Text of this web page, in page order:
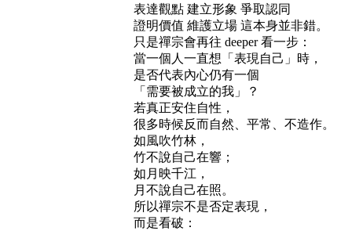
表達觀點 建立形象 爭取認同
證明價值 維護立場 這本身並非錯。
只是禪宗會再往 deeper 看一步：
當一個人一直想「表現自己」時，
是否代表內心仍有一個
「需要被成立的我」？
若真正安住自性，
很多時候反而自然、平常、不造作。
如風吹竹林，
竹不說自己在響；
如月映千江，
月不說自己在照。
所以禪宗不是否定表現，
而是看破：